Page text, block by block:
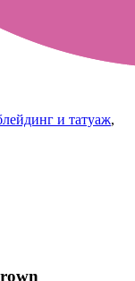
и татуаж,